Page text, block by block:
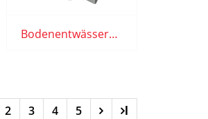
Bodenentwässerung Viega
2 3 4 5 l